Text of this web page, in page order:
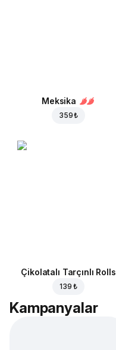
Meksika
359 ₺
Çikolatalı Tarçınlı Rolls
139 ₺
Kampanyalar